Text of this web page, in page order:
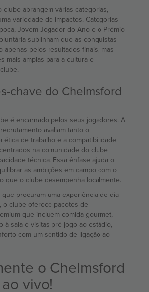
clube abrangem várias categorias,
variedade de impactos. Categorias
Jovem Jogador do Ano e o Prémio
sublinham que as conquistas
apenas pelos resultados finais, mas
mais amplas para a cultura e
chave do Chelmsford
é encarnado pelos seus jogadores. A
avaliam tanto o
ética de trabalho e a compatibilidade
na comunidade do clube
técnica. Essa ênfase ajuda o
as ambições em campo com o
que o clube desempenha localmente.
que procuram uma experiência de dia
o clube oferece pacotes de
que incluem comida gourmet,
à sala e visitas pré-jogo ao estádio,
com um sentido de ligação ao
o Chelmsford
vivo!